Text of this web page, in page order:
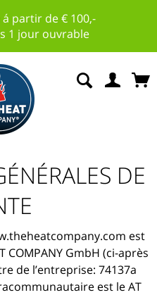
partir de € 100,-
1 jour ouvrable
DE
est
COMPANY GmbH (ci-après
de l’entreprise: 74137a
est le AT